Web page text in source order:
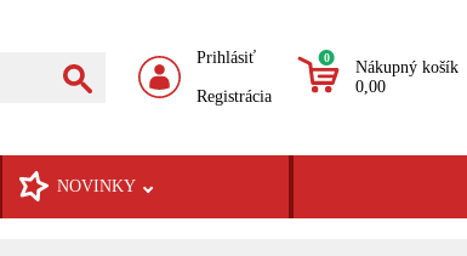
Prihlásiť
Registrácia
0
Nákupný košík
0,00
NOVINKY